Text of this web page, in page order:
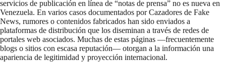
servicios de publicación en línea de “notas de prensa” no es nueva en
Venezuela. En varios casos documentados por Cazadores de Fake
News, rumores o contenidos fabricados han sido enviados a
plataformas de distribución que los diseminan a través de redes de
portales web asociados. Muchas de estas páginas —frecuentemente
blogs o sitios con escasa reputación— otorgan a la información una
apariencia de legitimidad y proyección internacional.